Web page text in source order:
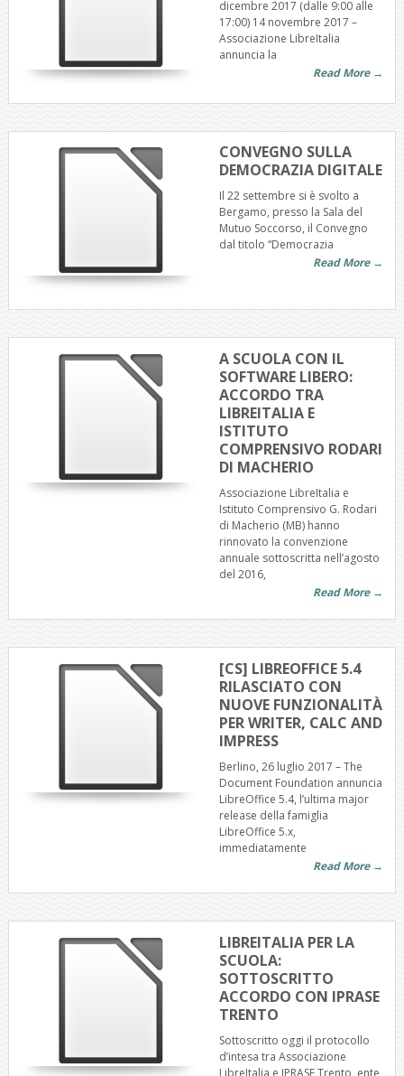
dicembre 2017 (dalle 9:00 alle
17:00) 14 novembre 2017 –
Associazione LibreItalia
annuncia la
Read More →
CONVEGNO SULLA
DEMOCRAZIA DIGITALE
Il 22 settembre si è svolto a
Bergamo, presso la Sala del
Mutuo Soccorso, il Convegno
dal titolo “Democrazia
Read More →
A SCUOLA CON IL
SOFTWARE LIBERO:
ACCORDO TRA
LIBREITALIA E
ISTITUTO
COMPRENSIVO RODARI
DI MACHERIO
Associazione LibreItalia e
Istituto Comprensivo G. Rodari
di Macherio (MB) hanno
rinnovato la convenzione
annuale sottoscritta nell’agosto
del 2016,
Read More →
[CS] LIBREOFFICE 5.4
RILASCIATO CON
NUOVE FUNZIONALITÀ
PER WRITER, CALC AND
IMPRESS
Berlino, 26 luglio 2017 – The
Document Foundation annuncia
LibreOffice 5.4, l’ultima major
release della famiglia
LibreOffice 5.x,
immediatamente
Read More →
LIBREITALIA PER LA
SCUOLA:
SOTTOSCRITTO
ACCORDO CON IPRASE
TRENTO
Sottoscritto oggi il protocollo
d’intesa tra Associazione